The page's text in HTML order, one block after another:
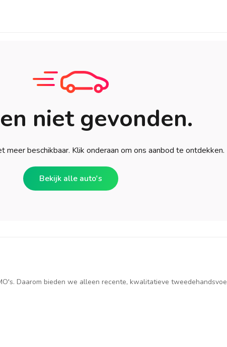
niet gevonden.
meer beschikbaar. Klik onderaan om ons aanbod te ontdekken.
Bekijk alle auto's
Daarom bieden we alleen recente, kwalitatieve